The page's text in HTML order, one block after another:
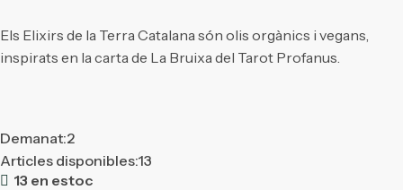
Els Elixirs de la Terra Catalana són olis orgànics i vegans,
inspirats en la carta de La Bruixa del Tarot Profanus.
Demanat:2
Articles disponibles:13
13 en estoc